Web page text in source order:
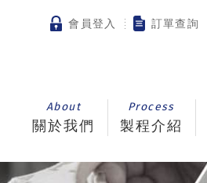
會員登入 訂單查詢
About
關於我們
Process
製程介紹